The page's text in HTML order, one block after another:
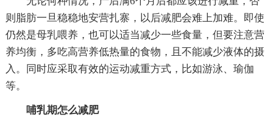
则脂肪一旦稳稳地安营扎寨，以后减肥会难上加难。即使
仍然是母乳喂养，也可以适当减少一些食量，但要注意营
养均衡，多吃高营养低热量的食物，且不能减少液体的摄
入。同时应采取有效的运动减重方式，比如游泳、瑜伽
等。
哺乳期怎么减肥